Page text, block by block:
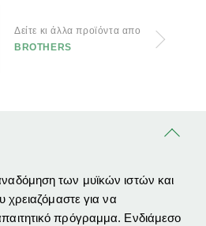
Δείτε κι άλλα προϊόντα απο
BROTHERS
των μυϊκών ιστών και
χρειαζόμαστε για να
πρόγραμμα. Ενδιάμεσο